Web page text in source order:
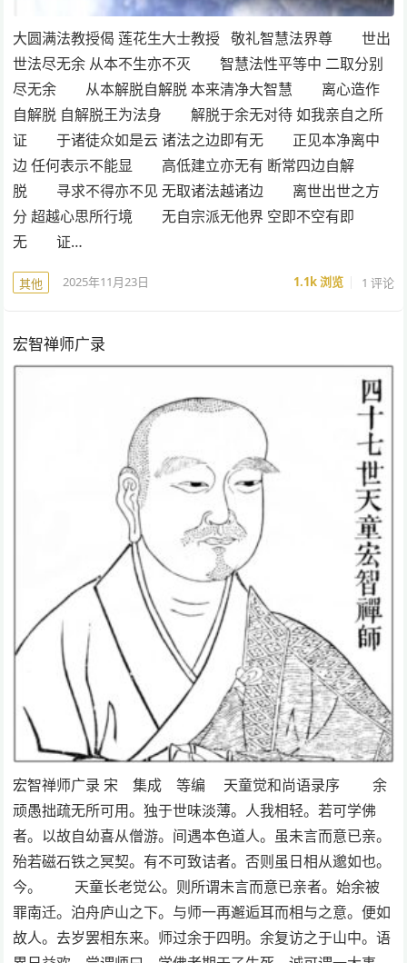
大圆满法教授偈 莲花生大士教授 敬礼智慧法界尊 世出
世法尽无余 从本不生亦不灭 智慧法性平等中 二取分别
尽无余 从本解脱自解脱 本来清净大智慧 离心造作
自解脱 自解脱王为法身 解脱于余无对待 如我亲自之所
证 于诸徒众如是云 诸法之边即有无 正见本净离中
边 任何表示不能显 高低建立亦无有 断常四边自解
脱 寻求不得亦不见 无取诸法越诸边 离世出世之方
分 超越心思所行境 无自宗派无他界 空即不空有即
无 证…
其他 2025年11月23日 1.1k浏览 1 评论
宏智禅师广录
宏智禅师广录 宋 集成 等编 天童觉和尚语录序 余
顽愚拙疏无所可用。独于世味淡薄。人我相轻。若可学佛
者。以故自幼喜从僧游。间遇本色道人。虽未言而意已亲。
殆若磁石铁之冥契。有不可致诘者。否则虽日相从邈如也。
今。 天童长老觉公。则所谓未言而意已亲者。始余被
罪南迁。泊舟庐山之下。与师一再邂逅耳而相与之意。便如
故人。去岁罢相东来。师过余于四明。余复访之于山中。语